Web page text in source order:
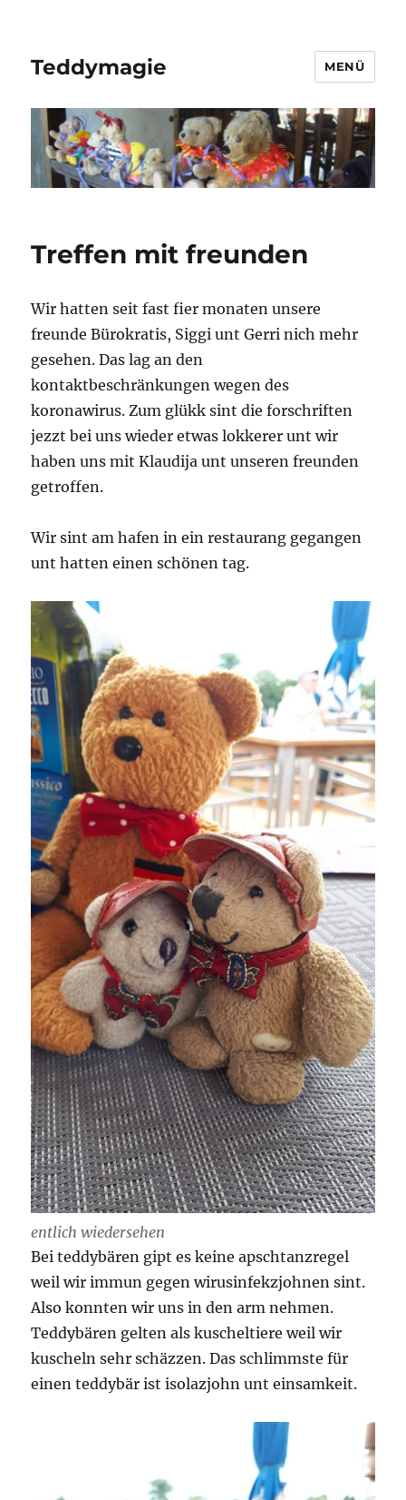
Teddymagie MENÜ
Treffen mit freunden
Wir hatten seit fast fier monaten unsere
freunde Bürokratis, Siggi unt Gerri nich mehr
gesehen. Das lag an den
kontaktbeschränkungen wegen des
koronawirus. Zum glükk sint die forschriften
jezzt bei uns wieder etwas lokkerer unt wir
haben uns mit Klaudija unt unseren freunden
getroffen.
Wir sint am hafen in ein restaurang gegangen
unt hatten einen schönen tag.
entlich wiedersehen
Bei teddybären gipt es keine apschtanzregel
weil wir immun gegen wirusinfekzjohnen sint.
Also konnten wir uns in den arm nehmen.
Teddybären gelten als kuscheltiere weil wir
kuscheln sehr schäzzen. Das schlimmste für
einen teddybär ist isolazjohn unt einsamkeit.